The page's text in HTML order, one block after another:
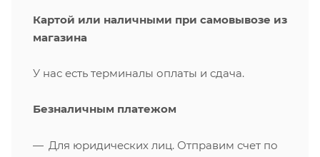
Картой или наличными при самовывозе из
магазина
У нас есть терминалы оплаты и сдача.
Безналичным платежом
Для юридических лиц. Отправим счет по